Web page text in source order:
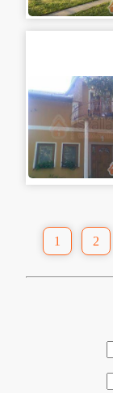
1 2